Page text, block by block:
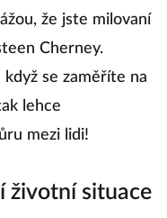
že jste milovaní
Cherney.
se zaměříte na
lehce
mezi lidi!
životní situace